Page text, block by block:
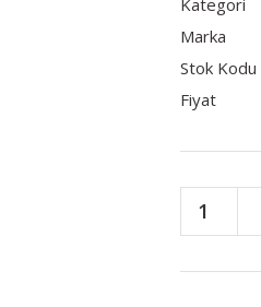
Kategori
Marka
Stok Kodu
Fiyat